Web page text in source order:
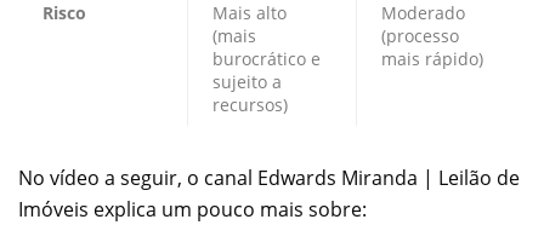
Risco
Mais alto
(mais
burocrático e
sujeito a
recursos)
Moderado
(processo
mais rápido)
No vídeo a seguir, o canal Edwards Miranda | Leilão de
Imóveis explica um pouco mais sobre: